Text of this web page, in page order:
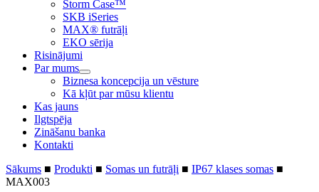
Storm Case™
SKB iSeries
MAX® futrāļi
EKO sērija
Risinājumi
Par mums
Biznesa koncepcija un vēsture
Kā kļūt par mūsu klientu
Kas jauns
Ilgtspēja
Zināšanu banka
Kontakti
Sākums ■ Produkti ■ Somas un futrāļi ■ IP67 klases somas ■
MAX003